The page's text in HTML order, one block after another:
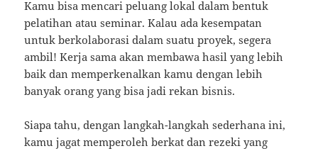
Kamu bisa mencari peluang lokal dalam bentuk
pelatihan atau seminar. Kalau ada kesempatan
untuk berkolaborasi dalam suatu proyek, segera
ambil! Kerja sama akan membawa hasil yang lebih
baik dan memperkenalkan kamu dengan lebih
banyak orang yang bisa jadi rekan bisnis.
Siapa tahu, dengan langkah-langkah sederhana ini,
kamu jagat memperoleh berkat dan rezeki yang